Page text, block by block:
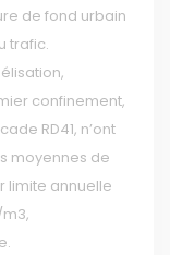
de fond urbain
trafic.
confinement,
RD41, n’ont
moyennes de
limite annuelle